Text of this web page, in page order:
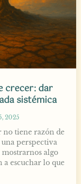
crecer: dar
sistémica
2025
no tiene razón de
una perspectiva
mostrarnos algo
escuchar lo que